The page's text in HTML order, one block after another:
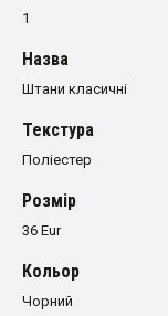
1
Назва
Штани класичні
Текстура
Поліестер
Розмiр
36 Eur
Кольор
Чорний